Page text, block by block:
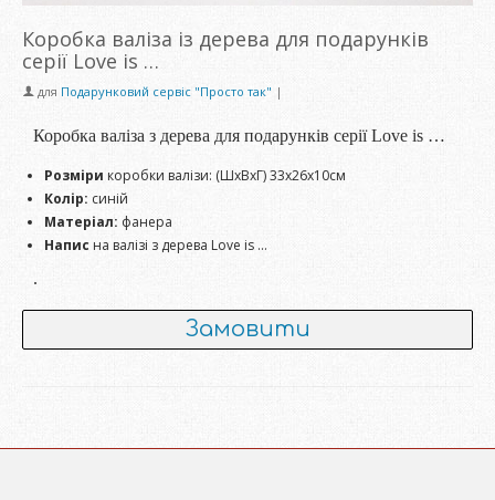
Коробка валіза із дерева для подарунків
серії Love is …
для Подарунковий сервіс "Просто так" |
Коробка валіза з дерева для подарунків серії Love is …
Розміри коробки валізи: (ШхВхГ) 33х26х10см
Колір: синій
Матеріал: фанера
Напис на валізі з дерева Love is …
.
Замовити